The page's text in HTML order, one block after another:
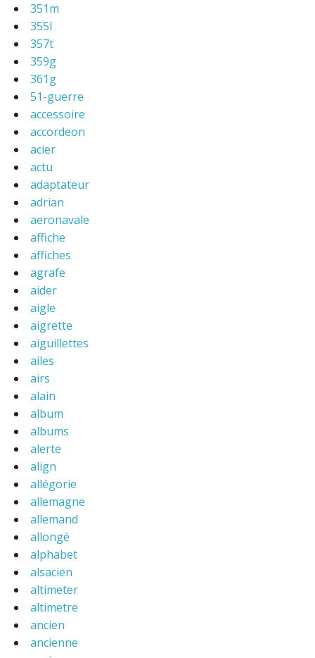
351m
355l
357t
359g
361g
51-guerre
accessoire
accordeon
acier
actu
adaptateur
adrian
aeronavale
affiche
affiches
agrafe
aider
aigle
aigrette
aiguillettes
ailes
airs
alain
album
albums
alerte
align
allégorie
allemagne
allemand
allongé
alphabet
alsacien
altimeter
altimetre
ancien
ancienne